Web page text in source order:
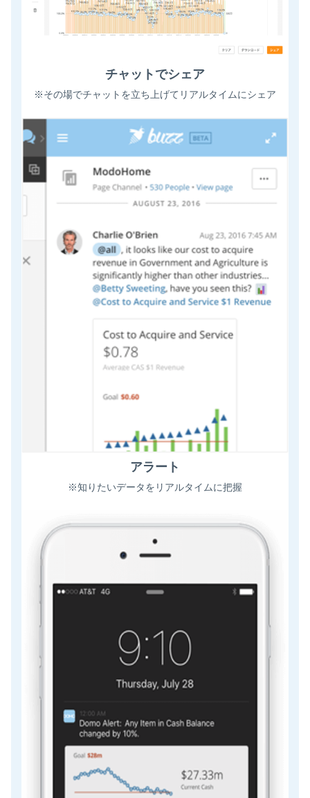
チャットでシェア
※その場でチャットを立ち上げてリアルタイムにシェア
アラート
※知りたいデータをリアルタイムに把握